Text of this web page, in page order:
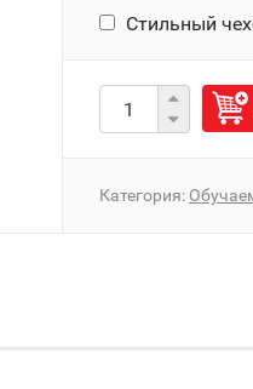
Стильный
Категория: